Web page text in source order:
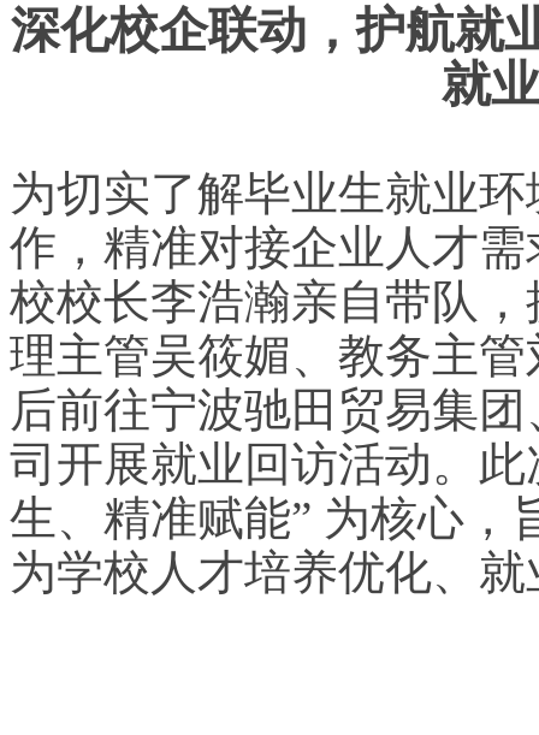
深化校企联动，护航
就
为切实了解毕业生就业
作，精准对接企业人才
校校长李浩瀚亲自带队
理主管吴筱媚、教务主
后前往宁波驰田贸易集
司开展就业回访活动。
生、精准赋能” 为核心，
为学校人才培养优化、